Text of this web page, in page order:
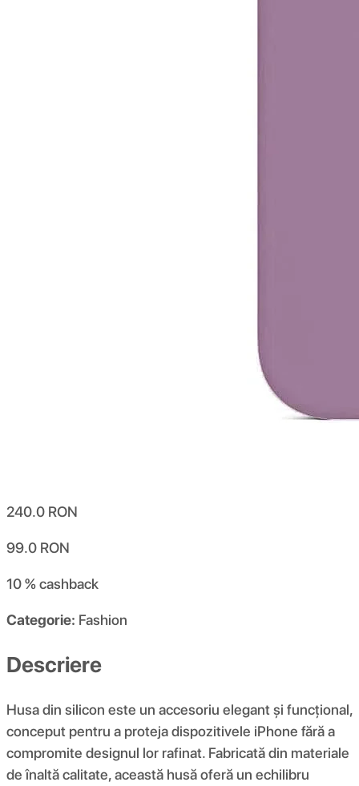
240.0 RON
99.0 RON
10 %cashback
Categorie: Fashion
Descriere
Husa din silicon este un accesoriu elegant și funcțional,
conceput pentru a proteja dispozitivele iPhone fără a
compromite designul lor rafinat. Fabricată din materiale
de înaltă calitate, această husă oferă un echilibru